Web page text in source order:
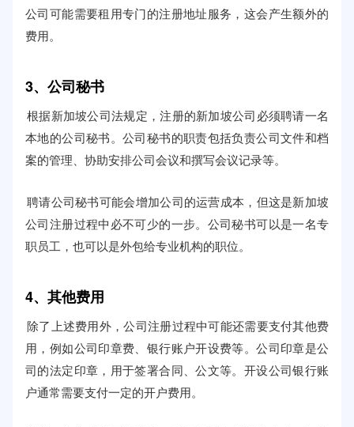
公司可能需要租用专门的注册地址服务，这会产生额外的
费用。
3、公司秘书
根据新加坡公司法规定，注册的新加坡公司必须聘请一名
本地的公司秘书。公司秘书的职责包括负责公司文件和档
案的管理、协助安排公司会议和撰写会议记录等。
聘请公司秘书可能会增加公司的运营成本，但这是新加坡
公司注册过程中必不可少的一步。公司秘书可以是一名专
职员工，也可以是外包给专业机构的职位。
4、其他费用
除了上述费用外，公司注册过程中可能还需要支付其他费
用，例如公司印章费、银行账户开设费等。公司印章是公
司的法定印章，用于签署合同、公文等。开设公司银行账
户通常需要支付一定的开户费用。